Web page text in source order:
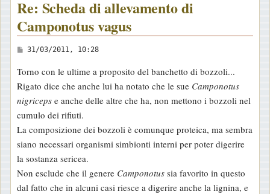
Re: Scheda di allevamento di
Camponotus vagus
M
s
s
a
g
g
i
o
31/03/2011, 10:28
Torno con le ultime a proposito del banchetto di bozzoli...
Rigato dice che anche lui ha notato che le sue Camponotus
nigriceps e anche delle altre che ha, non mettono i bozzoli nel
cumulo dei rifiuti.
La composizione dei bozzoli è comunque proteica, ma sembra
siano necessari organismi simbionti interni per poter digerire
la sostanza sericea.
Non esclude che il genere Camponotus sia favorito in questo
dal fatto che in alcuni casi riesce a digerire anche la lignina, e